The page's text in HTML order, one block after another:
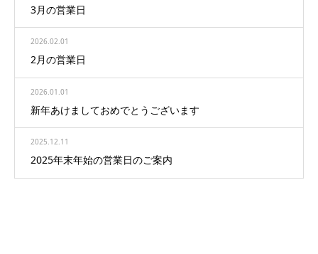
3月の営業日
2026.02.01
2月の営業日
2026.01.01
新年あけましておめでとうございます
2025.12.11
2025年末年始の営業日のご案内